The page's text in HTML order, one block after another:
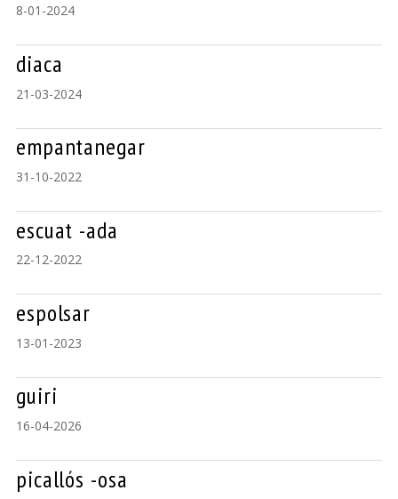
8-01-2024
diaca
21-03-2024
empantanegar
31-10-2022
escuat -ada
22-12-2022
espolsar
13-01-2023
guiri
16-04-2026
picallós -osa